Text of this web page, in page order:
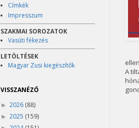
A
Címkék
Impresszum
SZAKMAI SOROZATOK
Vasúti fékezés
LETÖLTÉSEK
Magyar Zusi kiegészítők
VISSZANÉZŐ
► 2026 (88)
► 2025 (159)